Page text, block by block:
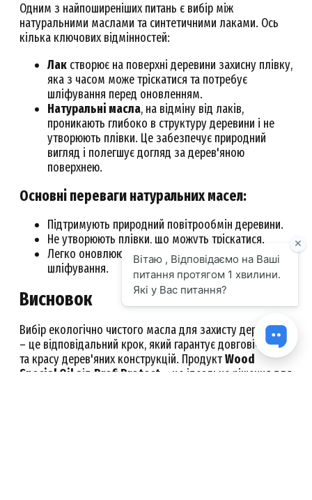
Одним з найпоширеніших питань є вибір між
натуральними маслами та синтетичними лаками. Ось
кілька ключових відмінностей:
Лак створює на поверхні деревини захисну плівку,
яка з часом може тріскатися та потребує
шліфування перед оновленням.
Натуральні масла, на відміну від лаків,
проникають глибоко в структуру деревини і не
утворюють плівки. Це забезпечує природний
вигляд і полегшує догляд за дерев'яною
поверхнею.
Основні переваги натуральних масел:
Підтримують природний повітрообмін деревини.
Не утворюють плівки, що можуть тріскатися.
Легко оновлюються без необхідності
шліфування.
Висновок
Вибір екологічно чистого масла для захисту деревини
– це відповідальний крок, який гарантує довговічність
та красу дерев'яних конструкцій. ПродуктWood
Special Oil від Profi Protect – це ідеальне рішення для